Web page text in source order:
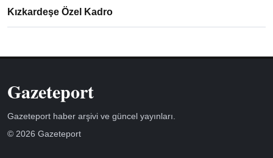
Kızkardeşe Özel Kadro
Gazeteport
Gazeteport haber arşivi ve güncel yayınları.
© 2026 Gazeteport